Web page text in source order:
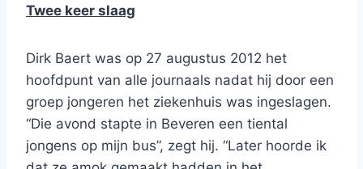
Twee keer slaag
Dirk Baert was op 27 augustus 2012 het
hoofdpunt van alle journaals nadat hij door een
groep jongeren het ziekenhuis was ingeslagen.
“Die avond stapte in Beveren een tiental
jongens op mijn bus”, zegt hij. “Later hoorde ik